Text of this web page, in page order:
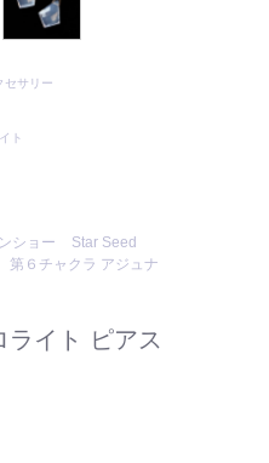
セサリー
ト
ショー
Star Seed
第６チャクラ アジュナ
ライト ピアス